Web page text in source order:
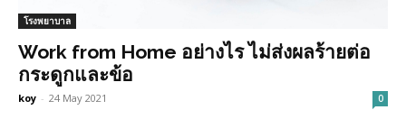
โรงพยาบาล
Work from Home อย่างไร ไม่ส่งผลร้ายต่อ
กระดูกและข้อ
koy - 24 May 2021 0